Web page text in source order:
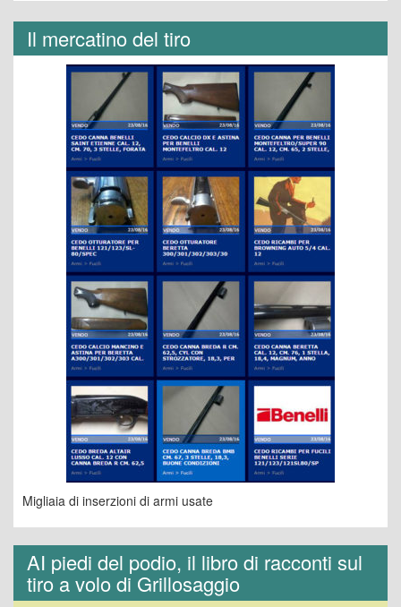
Il mercatino del tiro
Migliaia di inserzioni di armi usate
AI piedi del podio, il libro di racconti sul
tiro a volo di Grillosaggio